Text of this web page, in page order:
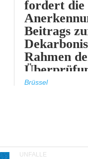
fordert die
Beitrags
Rahmen
ETS.
Brüssel
UNFÄLLE